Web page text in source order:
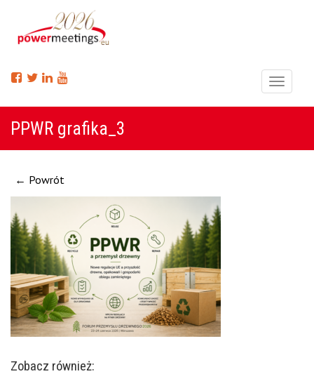
Menu
PPWR grafika_3
← Powrót
Zobacz również: